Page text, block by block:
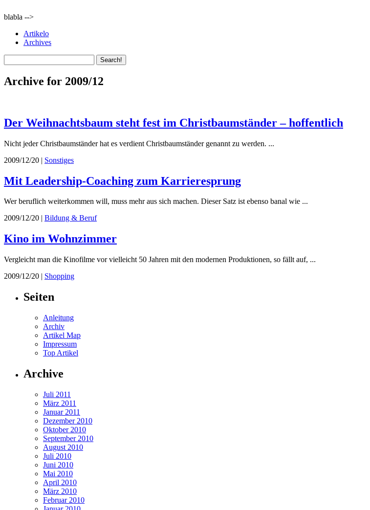
blabla -->
Artikelo
Archives
Archive for 2009/12
Der Weihnachtsbaum steht fest im Christbaumständer – hoffentlich
Nicht jeder Christbaumständer hat es verdient Christbaumständer genannt zu werden. ...
2009/12/20 | Sonstiges
Mit Leadership-Coaching zum Karrieresprung
Wer beruflich weiterkommen will, muss mehr aus sich machen. Dieser Satz ist ebenso banal wie ...
2009/12/20 | Bildung & Beruf
Kino im Wohnzimmer
Vergleicht man die Kinofilme vor vielleicht 50 Jahren mit den modernen Produktionen, so fällt auf, ...
2009/12/20 | Shopping
Seiten
Anleitung
Archiv
Artikel Map
Impressum
Top Artikel
Archive
Juli 2011
März 2011
Januar 2011
Dezember 2010
Oktober 2010
September 2010
August 2010
Juli 2010
Juni 2010
Mai 2010
April 2010
März 2010
Februar 2010